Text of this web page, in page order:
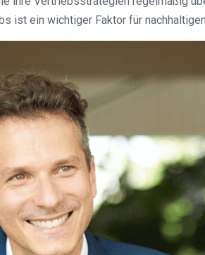
ist ein wichtiger Faktor für